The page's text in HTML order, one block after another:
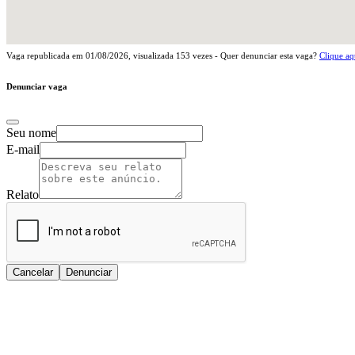
Vaga republicada em 01/08/2026 , visualizada 153 vezes - Quer denunciar esta vaga? Clique
Denunciar vaga
Seu nome
E-mail
Relato
Cancelar Denunciar